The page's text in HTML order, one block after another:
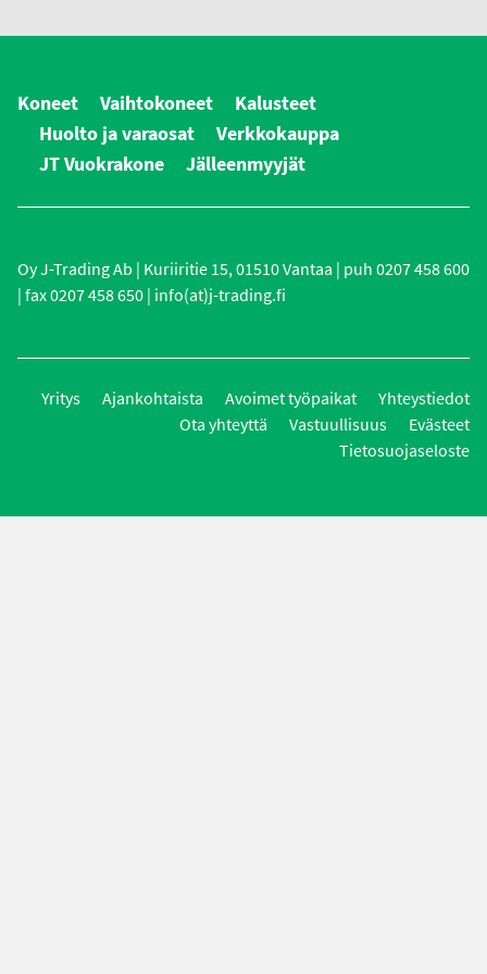
Koneet Vaihtokoneet
Kalusteet
Huolto ja varaosat
Verkkokauppa
JT Vuokrakone
Jälleenmyyjät
Oy J-Trading Ab | Kuriiritie 15, 01510 Vantaa | puh 0207 458 600
| fax 0207 458 650 | info(at)j-trading.fi
Yritys Ajankohtaista Avoimet työpaikat
Yhteystiedot
Ota yhteyttä
Vastuullisuus
Evästeet
Tietosuojaseloste